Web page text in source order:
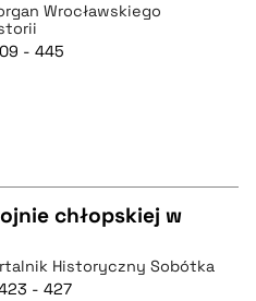
Wrocławskiego
- 445
chłopskiej w
Historyczny Sobótka
- 427